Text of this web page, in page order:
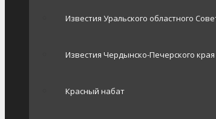
Известия Уральского областного
Известия Чердынско-Печерского края
Красный набат